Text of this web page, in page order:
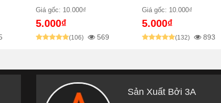
Giá gốc: 10.000₫
5.000₫
(106) 569
Giá gốc: 10.000₫
5.000₫
(132) 893
Sản Xuất Bởi 3A